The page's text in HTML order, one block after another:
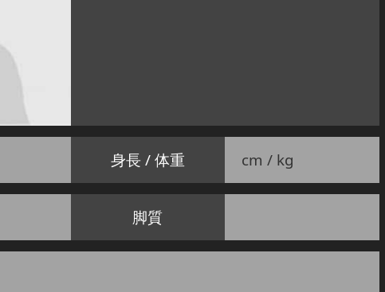
身長 / 体重 cm / kg
脚質